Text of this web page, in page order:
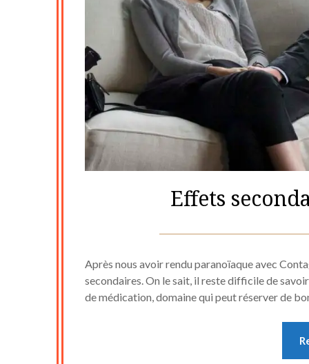
Effets
Après nous avoir rendu paranoïaque avec
secondaires. On le sait, il reste difficile de
de médication, domaine qui peut réserver de